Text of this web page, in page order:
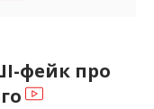
фейк про